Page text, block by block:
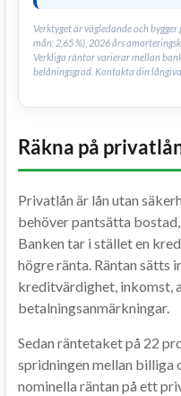
Verktyget är vägledande och
mån: 2,65 %), 2026 års
Verkliga räntor varierar mellan
belåningsgrad. Kontakta din
Räkna på
Privatlån är lån utan
behöver pantsätta
Banken tar i stället en
högre ränta. Räntan sätts
kreditvärdighet, inkomst,
betalningsanmärkningar.
Sedan räntetaket på 22
spridningen mellan billiga
nominella räntan på ett